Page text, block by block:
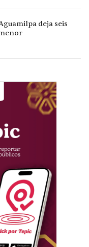
deja seis